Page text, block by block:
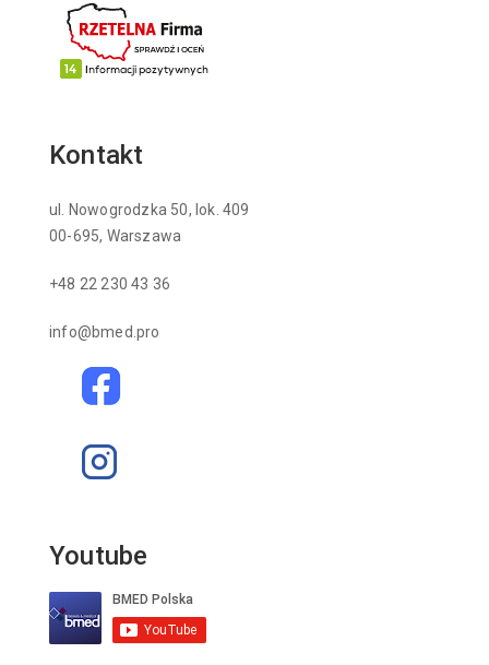
Kontakt
ul. Nowogrodzka 50, lok. 409
00-695, Warszawa
+48 22 230 43 36
info@bmed.pro
Youtube